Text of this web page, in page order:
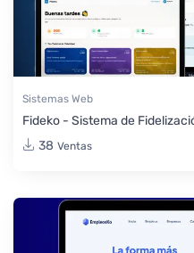
Sistemas Web
Fideko - Sistema de
38 Ventas